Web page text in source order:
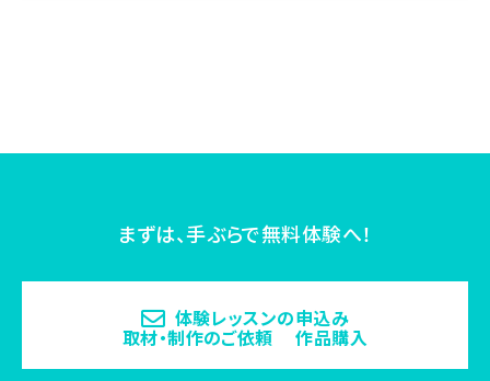
まずは、手ぶらで無料体験へ！
体験レッスンの申込み
取材・制作のご依頼 作品購入